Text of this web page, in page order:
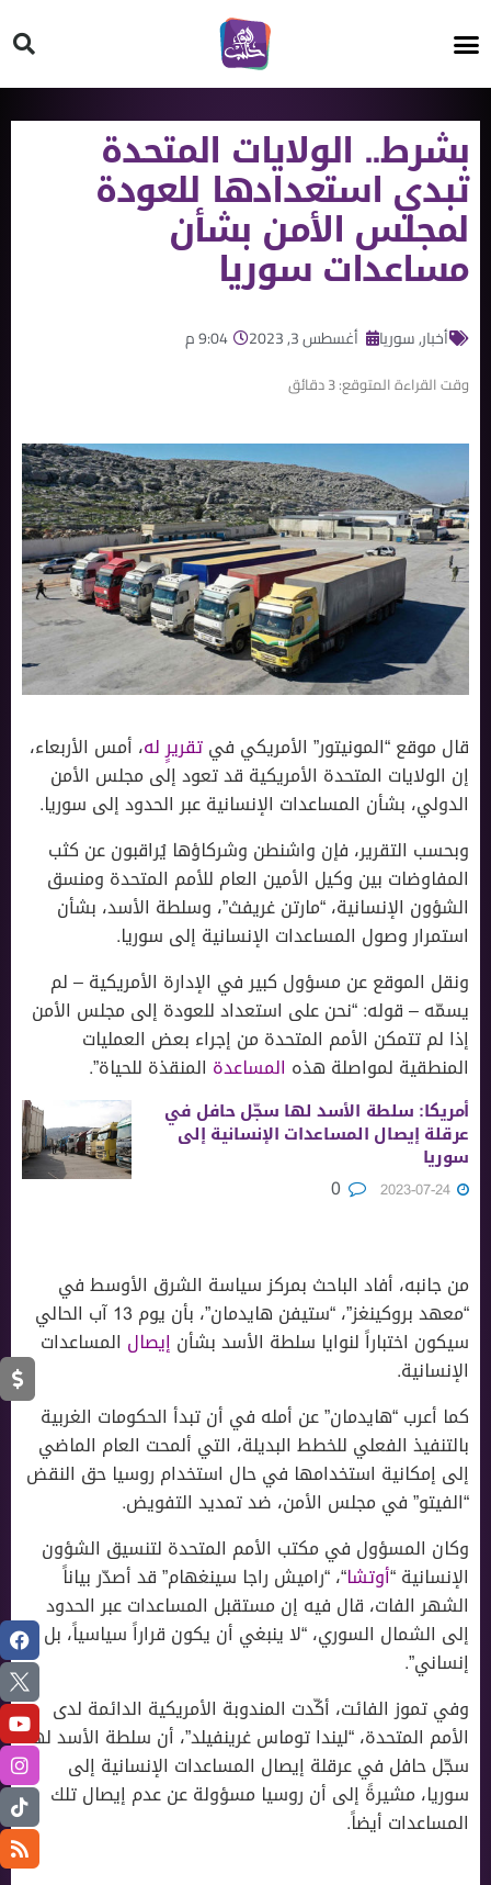
بشرط.. الولايات المتحدة
تبدي استعدادها للعودة
لمجلس الأمن بشأن
مساعدات سوريا
أخبار,سوريا أغسطس 3, 2023 9:04 م
وقت القراءة المتوقع:3دقائق
قال موقع “المونيتور” الأمريكي فيتقريرٍ له، أمس الأربعاء،
إن الولايات المتحدة الأمريكية قد تعود إلى مجلس الأمن
الدولي، بشأن المساعدات الإنسانية عبر الحدود إلى سوريا.
وبحسب التقرير، فإن واشنطن وشركاؤها يُراقبون عن كثب
المفاوضات بين وكيل الأمين العام للأمم المتحدة ومنسق
الشؤون الإنسانية، “مارتن غريفث”، وسلطة الأسد، بشأن
استمرار وصول المساعدات الإنسانية إلى سوريا.
ونقل الموقع عن مسؤول كبير في الإدارة الأمريكية – لم
يسمّه – قوله: “نحن على استعداد للعودة إلى مجلس الأمن
إذا لم تتمكن الأمم المتحدة من إجراء بعض العمليات
المنطقية لمواصلة هذه المساعدة المنقذة للحياة”.
أمريكا: سلطة الأسد لها سجّل حافل في
عرقلة إيصال المساعدات الإنسانية إلى
سوريا
من جانبه، أفاد الباحث بمركز سياسة الشرق الأوسط في
“معهد بروكينغز”، “ستيفن هايدمان”، بأن يوم 13 آب الحالي
سيكون اختباراً لنوايا سلطة الأسد بشأن إيصال المساعدات
الإنسانية.
كما أعرب “هايدمان” عن أمله في أن تبدأ الحكومات الغربية
بالتنفيذ الفعلي للخطط البديلة، التي ألمحت العام الماضي
إلى إمكانية استخدامها في حال استخدام روسيا حق النقض
“الفيتو” في مجلس الأمن، ضد تمديد التفويض.
وكان المسؤول في مكتب الأمم المتحدة لتنسيق الشؤون
الإنسانية “أوتشا“، “راميش راجا سينغهام” قد أصدّر بياناً
الشهر الفات، قال فيه إن مستقبل المساعدات عبر الحدود
إلى الشمال السوري، “لا ينبغي أن يكون قراراً سياسياً، بل
إنساني”.
وفي تموز الفائت، أكّدت المندوبة الأمريكية الدائمة لدى
الأمم المتحدة، “ليندا توماس غرينفيلد”، أن سلطة الأسد لها
سجّل حافل في عرقلة إيصال المساعدات الإنسانية إلى
سوريا، مشيرةً إلى أن روسيا مسؤولة عن عدم إيصال تلك
المساعدات أيضاً.